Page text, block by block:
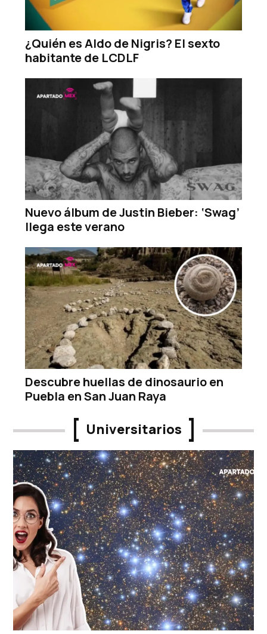
¿Quién es Aldo de Nigris? El sexto
habitante de LCDLF
Nuevo álbum de Justin Bieber: ‘Swag’
llega este verano
Descubre huellas de dinosaurio en
Puebla en San Juan Raya
Universitarios